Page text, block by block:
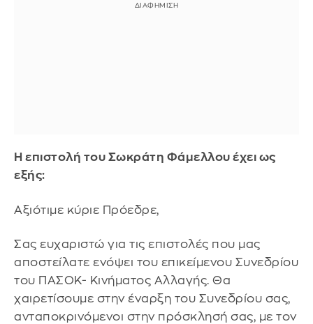
Η επιστολή του Σωκράτη Φάμελλου έχει ως
εξής:
Αξιότιμε κύριε Πρόεδρε,
Σας ευχαριστώ για τις επιστολές που μας
αποστείλατε ενόψει του επικείμενου Συνεδρίου
του ΠΑΣΟΚ- Κινήματος Αλλαγής. Θα
χαιρετίσουμε στην έναρξη του Συνεδρίου σας,
ανταποκρινόμενοι στην πρόσκλησή σας, με τον